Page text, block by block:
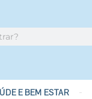
E BEM ESTAR